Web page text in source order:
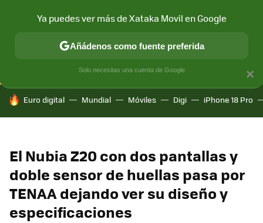
CONECTIVIDAD MÓVIL Y SOCIEDAD APLICACIONES
HOY SE HABLA DE
Euro digital Mundial Móviles Digi iPhone 18 Pro
El Nubia Z20 con dos pantallas y
doble sensor de huellas pasa por
TENAA dejando ver su diseño y
especificaciones
×
Ya puedes ver más de Xataka Movil en Google
Añádenos como fuente preferida
Solo necesitas una cuenta de Google